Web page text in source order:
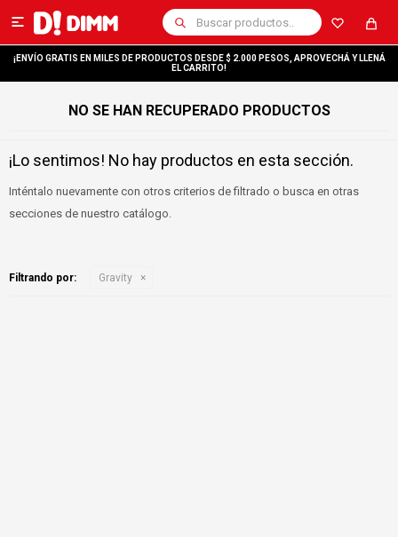

¡ENVÍO GRATIS EN MILES DE PRODUCTOS DESDE $ 2.000 PESOS, APROVECHÁ Y LLENÁ
EL CARRITO!
NO SE HAN RECUPERADO PRODUCTOS
¡Lo sentimos! No hay productos en esta sección.
Inténtalo nuevamente con otros criterios de filtrado o busca en otras
secciones de nuestro catálogo.
Filtrando por: Gravity